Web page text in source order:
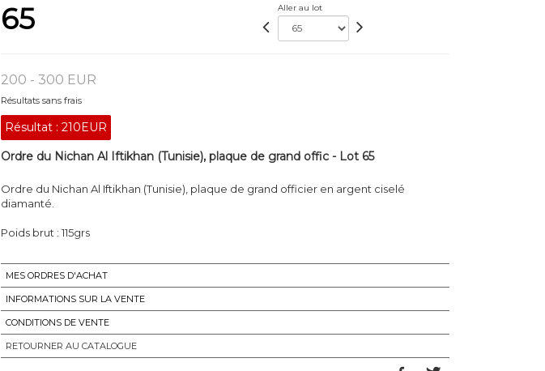
65 Aller au lot
200 - 300 EUR
Résultats sans frais
Résultat : 210EUR
Ordre du Nichan Al Iftikhan (Tunisie), plaque de grand offic - Lot 65
Ordre du Nichan Al Iftikhan (Tunisie), plaque de grand officier en argent ciselé
diamanté.
Poids brut : 115grs
MES ORDRES D'ACHAT
INFORMATIONS SUR LA VENTE
CONDITIONS DE VENTE
RETOURNER AU CATALOGUE